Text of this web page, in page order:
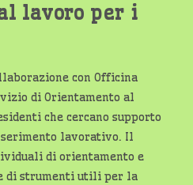
lavoro per i
con Officina
di Orientamento al
che cercano supporto
lavorativo. Il
di orientamento e
di strumenti utili per la